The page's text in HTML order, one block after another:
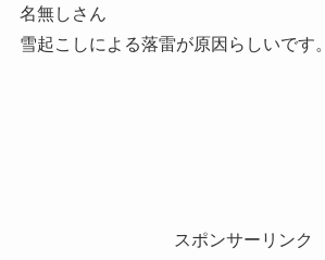
名無しさん
雪起こしによる落雷が原因らしいです。
スポンサーリンク